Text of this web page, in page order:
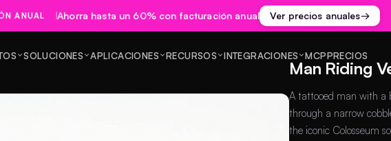
ANUAL Ahorra hasta un 60% con facturación anual Ver precios anuales→
SOLUCIONES APLICACIONES RECURSOS INTEGRACIONES MCPPRECIOS
Man Riding
A tattooed man with a
through a narrow
the iconic Colosseum